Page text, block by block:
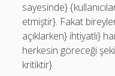
sayesinde}
etmiştir}. Fakat
açıklarken} ihtiyatlı}
herkesin göreceği
kritiktir}.